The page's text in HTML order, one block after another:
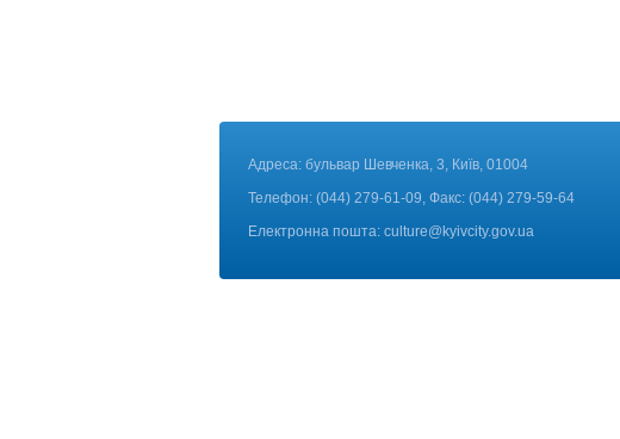
Адреса: бульвар Шевченка, 3, Київ, 01004
Телефон: (044) 279-61-09, Факс: (044) 279-59-64
Електронна пошта: culture@kyivcity.gov.ua